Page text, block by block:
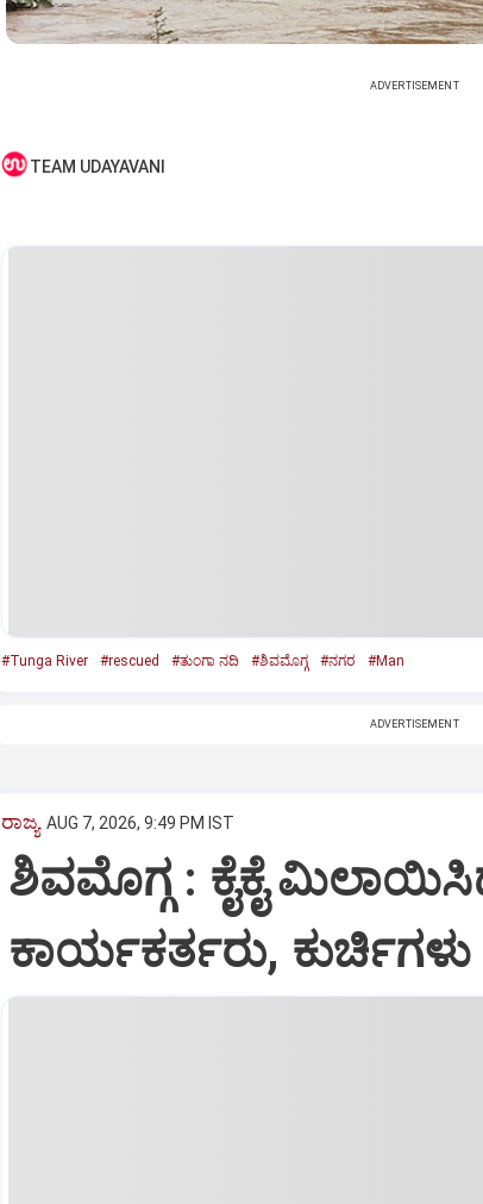
ADVERTISEMENT
TEAM UDAYAVANI
#Tunga River #rescued #ತುಂಗಾ ನದಿ #ಶಿವಮೊಗ್ಗ #ನಗರ #Man
ADVERTISEMENT
ರಾಜ್ಯ AUG 7, 2026, 9:49 PM IST
ಶಿವಮೊಗ್ಗ : ಕೈಕೈ
ಕಾರ್ಯಕರ್ತರು,